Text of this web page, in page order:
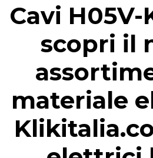
Cavi H05V-
scopri il
materiale